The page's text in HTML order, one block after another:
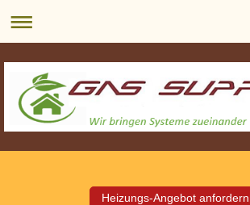
Heizungs-Angebot anfordern